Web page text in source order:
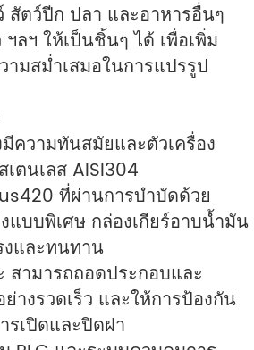
สัตว์ปีก ปลา และอาหารอื่นๆ
ลฯ ให้เป็นชิ้นๆ ได้ เพื่อเพิ่ม
มสม่ำเสมอในการแปรรูป
ความทันสมัยและตัวเครื่อง
ตนเลส AISI304
ที่ผ่านการบำบัดด้วย
บบพิเศษ กล่องเกียร์อาบน้ำมัน
และทนทาน
สามารถถอดประกอบและ
างรวดเร็ว และให้การป้องกัน
เปิดและปิดฝา